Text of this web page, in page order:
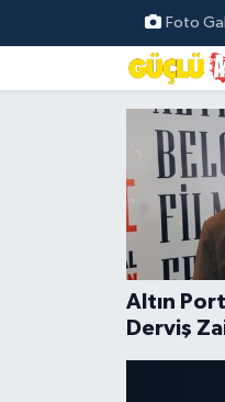
Foto
Ankara
Altın
Derviş
Özel Haber
Ankara Haberleri
Resmi İlanlar
Ekonomi
Gündem